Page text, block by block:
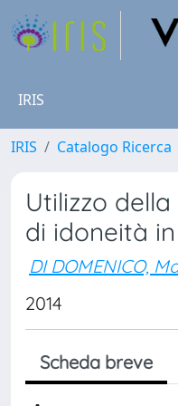
IRIS
IRIS Catalogo Ricerca
Utilizzo
di idoneità
DI DOMENICO,
2014
Scheda breve